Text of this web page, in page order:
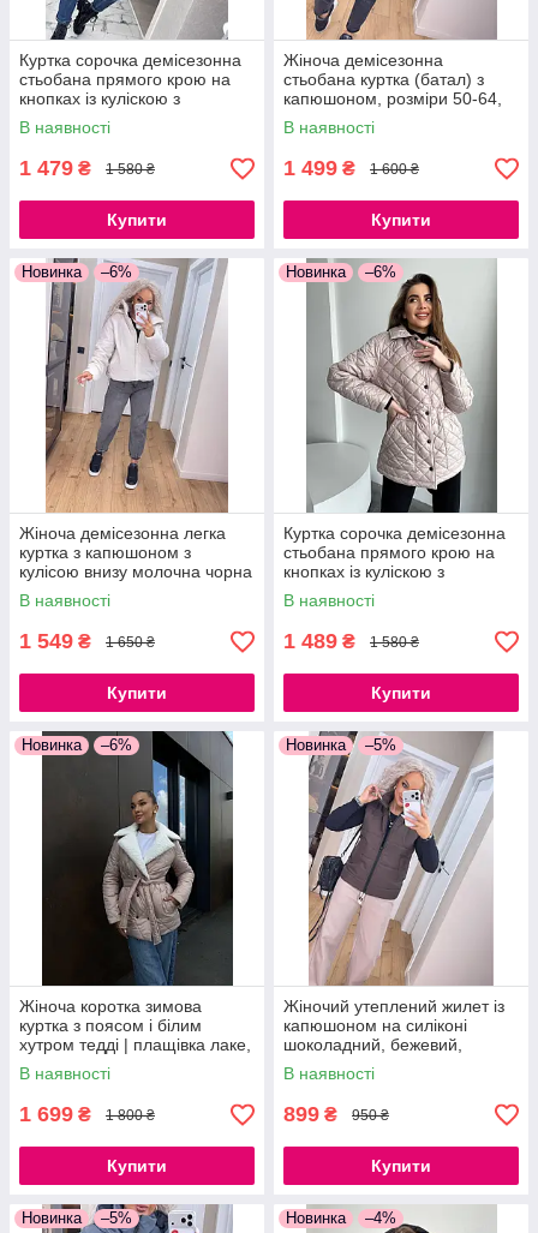
Куртка сорочка демісезонна
стьобана прямого крою на
кнопках із куліскою з
кишенями моко чорний білий
В наявності
1 479 ₴ 1 580 ₴
Купити
Жіноча демісезонна
стьобана куртка (батал) з
капюшоном, розміри 50-64,
хакі, синій, чорний
В наявності
1 499 ₴ 1 600 ₴
Купити
Новинка –6%
Жіноча демісезонна легка
куртка з капюшоном з
кулісою внизу молочна чорна
S, M, L, XL
В наявності
1 549 ₴ 1 650 ₴
Купити
Новинка –6%
Куртка сорочка демісезонна
стьобана прямого крою на
кнопках із куліскою з
кишенями моко чорний білий
В наявності
1 489 ₴ 1 580 ₴
Купити
Новинка –6%
Жіноча коротка зимова
куртка з поясом і білим
хутром тедді | плащівка лаке,
S–L пудра чорний
В наявності
1 699 ₴ 1 800 ₴
Купити
Новинка –5%
Жіночий утеплений жилет із
капюшоном на силіконі
шоколадний, бежевий,
чорний, хакі
В наявності
899 ₴ 950 ₴
Купити
Новинка –5% Новинка –4%